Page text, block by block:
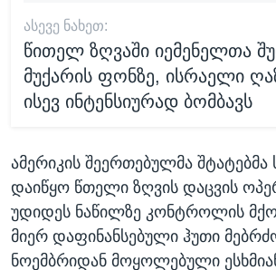
ᲐᲡᲔᲕᲔ ᲜᲐᲮᲔᲗ:
წითელ ზღვაში იემენელთა
მუქარის ფონზე, ისრაელი
ისევ ინტენსიურად ბომბავს
ამერიკის შეერთებულმა შტატებმა
დაიწყო წთელი ზღვის დაცვის
უდიდეს ნაწილზე კონტროლის
მიერ დაფინანსებული ჰუთი
ნოემბრიდან მოყოლებული